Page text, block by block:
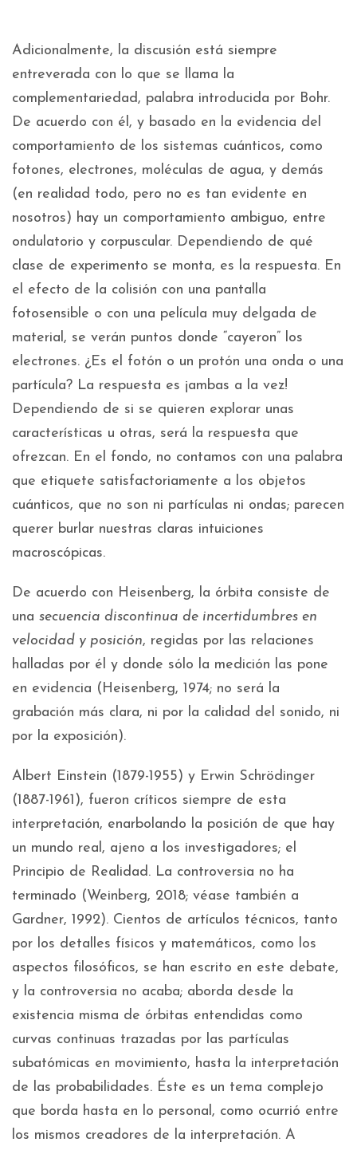
Adicionalmente, la discusión está siempre
entreverada con lo que se llama la
complementariedad, palabra introducida por Bohr.
De acuerdo con él, y basado en la evidencia del
comportamiento de los sistemas cuánticos, como
fotones, electrones, moléculas de agua, y demás
(en realidad todo, pero no es tan evidente en
nosotros) hay un comportamiento ambiguo, entre
ondulatorio y corpuscular. Dependiendo de qué
clase de experimento se monta, es la respuesta. En
el efecto de la colisión con una pantalla
fotosensible o con una película muy delgada de
material, se verán puntos donde “cayeron” los
electrones. ¿Es el fotón o un protón una onda o una
partícula? La respuesta es ¡ambas a la vez!
Dependiendo de si se quieren explorar unas
características u otras, será la respuesta que
ofrezcan. En el fondo, no contamos con una palabra
que etiquete satisfactoriamente a los objetos
cuánticos, que no son ni partículas ni ondas; parecen
querer burlar nuestras claras intuiciones
macroscópicas.
De acuerdo con Heisenberg, la órbita consiste de
una secuencia discontinua de incertidumbres en
velocidad y posición, regidas por las relaciones
halladas por él y donde sólo la medición las pone
en evidencia (Heisenberg, 1974; no será la
grabación más clara, ni por la calidad del sonido, ni
por la exposición).
Albert Einstein (1879-1955) y Erwin Schrödinger
(1887-1961), fueron críticos siempre de esta
interpretación, enarbolando la posición de que hay
un mundo real, ajeno a los investigadores; el
Principio de Realidad. La controversia no ha
terminado (Weinberg, 2018; véase también a
Gardner, 1992). Cientos de artículos técnicos, tanto
por los detalles físicos y matemáticos, como los
aspectos filosóficos, se han escrito en este debate,
y la controversia no acaba; aborda desde la
existencia misma de órbitas entendidas como
curvas continuas trazadas por las partículas
subatómicas en movimiento, hasta la interpretación
de las probabilidades. Éste es un tema complejo
que borda hasta en lo personal, como ocurrió entre
los mismos creadores de la interpretación. A